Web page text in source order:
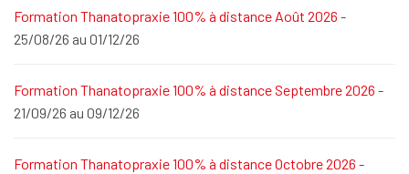
Formation Thanatopraxie 100% à distance Août 2026 -
25/08/26 au 01/12/26
Formation Thanatopraxie 100% à distance Septembre 2026 -
21/09/26 au 09/12/26
Formation Thanatopraxie 100% à distance Octobre 2026 -